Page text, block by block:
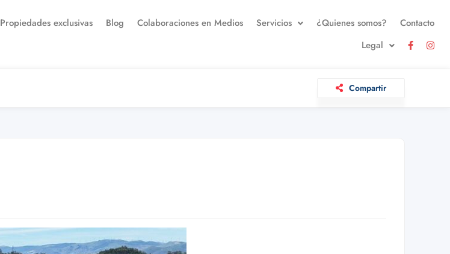
Propiedades exclusivas Blog Colaboraciones en Medios Servicios ¿Quienes somos?
Contacto
Legal
Compartir